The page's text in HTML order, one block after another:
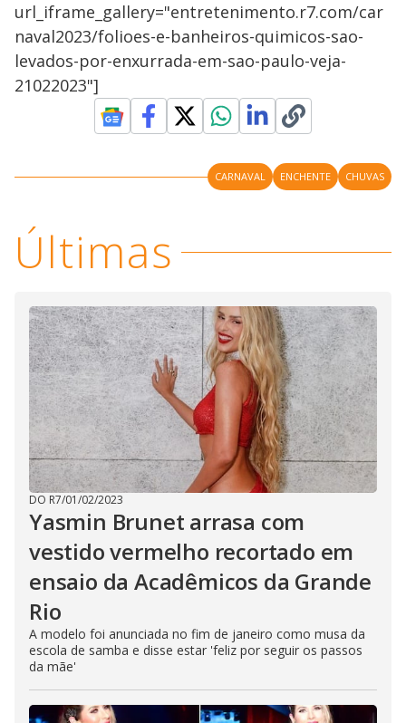
url_iframe_gallery="entretenimento.r7.com/car
naval2023/folioes-e-banheiros-quimicos-sao-
levados-por-enxurrada-em-sao-paulo-veja-
21022023"]
CARNAVAL ENCHENTE CHUVAS
Últimas
DO R7/01/02/2023
Yasmin Brunet arrasa com
vestido vermelho recortado em
ensaio da Acadêmicos da Grande
Rio
A modelo foi anunciada no fim de janeiro como musa da
escola de samba e disse estar 'feliz por seguir os passos
da mãe'